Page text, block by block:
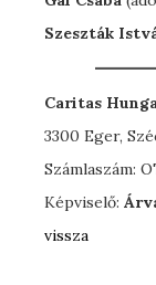
Szeszták
Caritas
3300 Eger,
Számlaszám:
Képviselő:
vissza